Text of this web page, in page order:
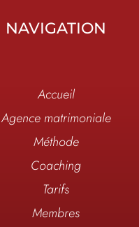
NAVIGATION
Accueil
Agence matrimoniale
Méthode
Coaching
Tarifs
Membres